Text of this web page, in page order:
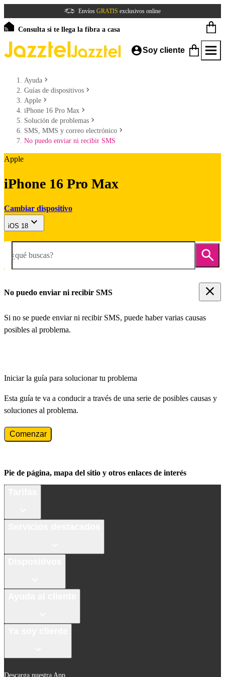
Envíos GRATIS exclusivos online
Consulta si te llega la fibra a casa
Soy cliente
Ayuda
Guías de dispositivos
Apple
iPhone 16 Pro Max
Solución de problemas
SMS, MMS y correo electrónico
No puedo enviar ni recibir SMS
Apple
iPhone 16 Pro Max
Cambiar dispositivo
iOS 18
¿qué buscas?
No puedo enviar ni recibir SMS
Si no se puede enviar ni recibir SMS, puede haber varias causas
posibles al problema.
Iniciar la guía para solucionar tu problema
Esta guía te va a conducir a través de una serie de posibles causas y
soluciones al problema.
Comenzar
Pie de página, mapa del sitio y otros enlaces de interés
Descarga nuestra App